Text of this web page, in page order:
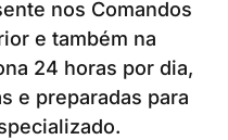
nos Comandos
e também na
24 horas por dia,
e preparadas para